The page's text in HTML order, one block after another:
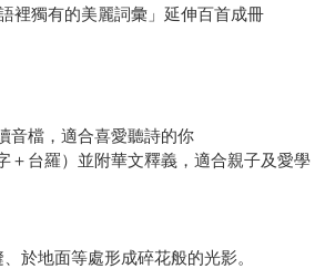
裡獨有的美麗詞彙」延伸百首成冊
音檔，適合喜愛聽詩的你
＋台羅）並附華文釋義，適合親子及愛學
於地面等處形成碎花般的光影。